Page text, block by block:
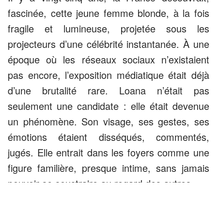
fascinée, cette jeune femme blonde, à la fois
fragile et lumineuse, projetée sous les
projecteurs d’une célébrité instantanée. À une
époque où les réseaux sociaux n’existaient
pas encore, l’exposition médiatique était déjà
d’une brutalité rare. Loana n’était pas
seulement une candidate : elle était devenue
un phénomène. Son visage, ses gestes, ses
émotions étaient disséqués, commentés,
jugés. Elle entrait dans les foyers comme une
figure familière, presque intime, sans jamais
pouvoir se soustraire au regard des autres.